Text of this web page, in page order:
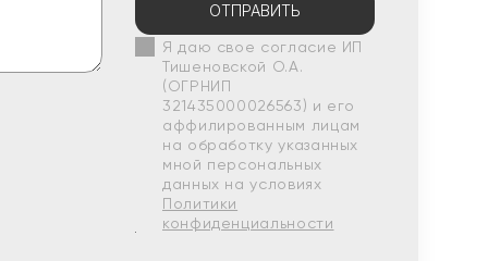
ОТПРАВИТЬ
Я даю свое согласие ИП
Тишеновской О.А.
(ОГРНИП
321435000026563) и его
аффилированным лицам
на обработку указанных
мной персональных
данных на условиях
Политики
конфиденциальности